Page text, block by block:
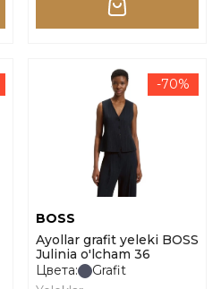
-70%
BOSS
Ayollar grafit yeleki BOSS
Julinia o'lcham 36
Цвета:
Grafit